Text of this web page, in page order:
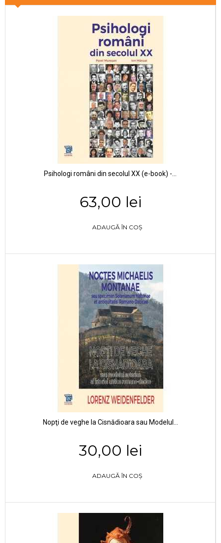
Psihologi români din secolul XX (e-book) -...
63,00 lei
ADAUGĂ ÎN COȘ
Nopţi de veghe la Cisnădioara sau Modelul...
30,00 lei
ADAUGĂ ÎN COȘ